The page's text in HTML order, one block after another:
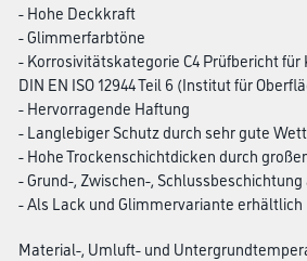
- Hohe Deckkraft
- Glimmerfarbtöne
- Korrosivitätskategorie C4 Prüfbericht
DIN EN ISO 12944 Teil 6 (Institut für
- Hervorragende Haftung
- Langlebiger Schutz durch sehr gute
- Hohe Trockenschichtdicken durch
- Grund-, Zwischen-,
- Als Lack und Glimmervariante erhältlich
Material-, Umluft- und